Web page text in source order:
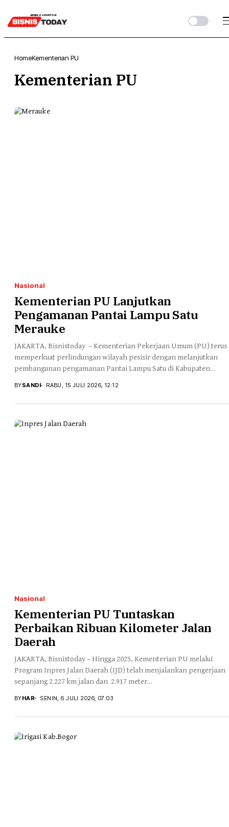
HomeKementerian PU
Kementerian PU
Nasional
Kementerian PU Lanjutkan
Pengamanan Pantai Lampu Satu
Merauke
JAKARTA, Bisnistoday – Kementerian Pekerjaan Umum (PU) terus
memperkuat perlindungan wilayah pesisir dengan melanjutkan
pembangunan pengamanan Pantai Lampu Satu di Kabupaten
BYSANDI RABU, 15 JULI 2026, 12:12
Nasional
Kementerian PU Tuntaskan
Perbaikan Ribuan Kilometer Jalan
Daerah
JAKARTA, Bisnistoday – Hingga 2025, Kementerian PU melalui
Program Inpres Jalan Daerah (IJD) telah menjalankan pengerjaan
sepanjang 2.227 km jalan dan 2.917 meter...
BYHAR SENIN, 6 JULI 2026, 07:03